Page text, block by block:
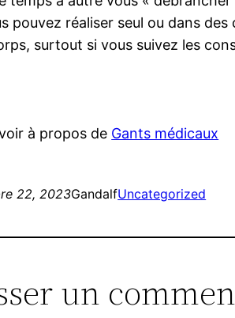
pouvez réaliser seul ou dans
surtout si vous suivez les
à propos de Gants médicaux
22, 2023GandalfUncategorized
un